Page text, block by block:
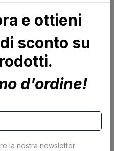
vie Ø13 mm
e ottieni
sconto su
d'ordine!
la nostra newsletter